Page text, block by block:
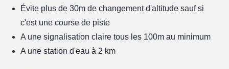
Évite plus de 30m de changement d'altitude sauf si
c'est une course de piste
A une signalisation claire tous les 100m au minimum
A une station d'eau à 2 km